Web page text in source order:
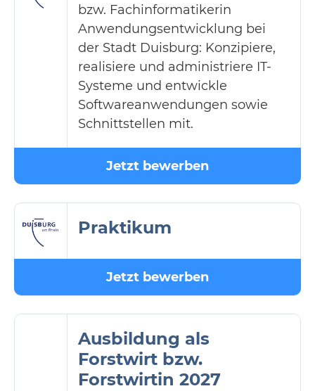
bzw. Fachinformatikerin
Anwendungsentwicklung bei
der Stadt Duisburg: Konzipiere,
realisiere und administriere IT-
Systeme und entwickle
Softwareanwendungen sowie
Schnittstellen mit.
Jetzt bewerben
Praktikum
Jetzt bewerben
Ausbildung als
Forstwirt bzw.
Forstwirtin 2027